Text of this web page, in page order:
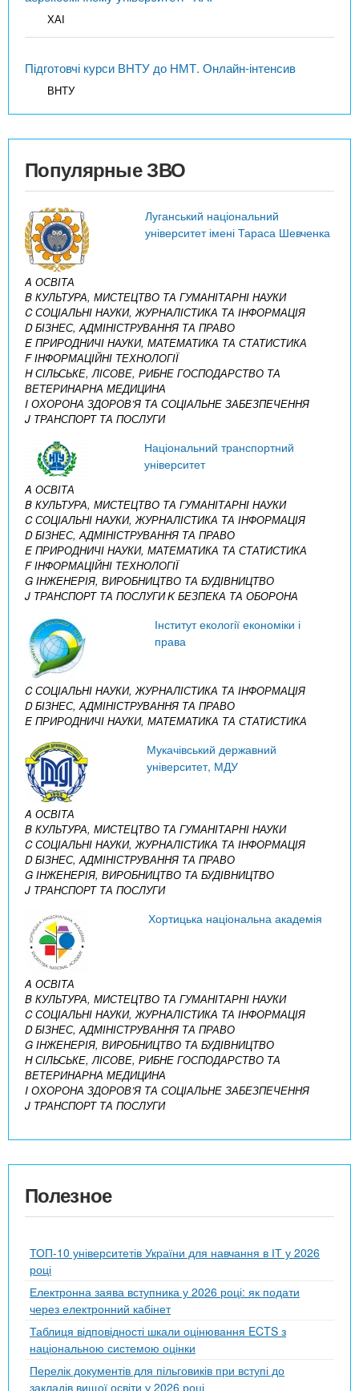
ХАІ
Підготовчі курси ВНТУ до НМТ. Онлайн-інтенсив
ВНТУ
Популярные ЗВО
Луганський національний
університет імені Тараса Шевченка
A ОСВІТА
B КУЛЬТУРА, МИСТЕЦТВО ТА ГУМАНІТАРНІ НАУКИ
C СОЦІАЛЬНІ НАУКИ, ЖУРНАЛІСТИКА ТА ІНФОРМАЦІЯ
D БІЗНЕС, АДМІНІСТРУВАННЯ ТА ПРАВО
E ПРИРОДНИЧІ НАУКИ, МАТЕМАТИКА ТА СТАТИСТИКА
F ІНФОРМАЦІЙНІ ТЕХНОЛОГІЇ
H СІЛЬСЬКЕ, ЛІСОВЕ, РИБНЕ ГОСПОДАРСТВО ТА
ВЕТЕРИНАРНА МЕДИЦИНА
I ОХОРОНА ЗДОРОВ’Я ТА СОЦІАЛЬНЕ ЗАБЕЗПЕЧЕННЯ
J ТРАНСПОРТ ТА ПОСЛУГИ
Національний транспортний
університет
A ОСВІТА
B КУЛЬТУРА, МИСТЕЦТВО ТА ГУМАНІТАРНІ НАУКИ
C СОЦІАЛЬНІ НАУКИ, ЖУРНАЛІСТИКА ТА ІНФОРМАЦІЯ
D БІЗНЕС, АДМІНІСТРУВАННЯ ТА ПРАВО
E ПРИРОДНИЧІ НАУКИ, МАТЕМАТИКА ТА СТАТИСТИКА
F ІНФОРМАЦІЙНІ ТЕХНОЛОГІЇ
G ІНЖЕНЕРІЯ, ВИРОБНИЦТВО ТА БУДІВНИЦТВО
J ТРАНСПОРТ ТА ПОСЛУГИK БЕЗПЕКА ТА ОБОРОНА
Інститут екології економіки і
права
C СОЦІАЛЬНІ НАУКИ, ЖУРНАЛІСТИКА ТА ІНФОРМАЦІЯ
D БІЗНЕС, АДМІНІСТРУВАННЯ ТА ПРАВО
E ПРИРОДНИЧІ НАУКИ, МАТЕМАТИКА ТА СТАТИСТИКА
Мукачівський державний
університет, МДУ
A ОСВІТА
B КУЛЬТУРА, МИСТЕЦТВО ТА ГУМАНІТАРНІ НАУКИ
C СОЦІАЛЬНІ НАУКИ, ЖУРНАЛІСТИКА ТА ІНФОРМАЦІЯ
D БІЗНЕС, АДМІНІСТРУВАННЯ ТА ПРАВО
G ІНЖЕНЕРІЯ, ВИРОБНИЦТВО ТА БУДІВНИЦТВО
J ТРАНСПОРТ ТА ПОСЛУГИ
Хортицька національна академія
A ОСВІТА
B КУЛЬТУРА, МИСТЕЦТВО ТА ГУМАНІТАРНІ НАУКИ
C СОЦІАЛЬНІ НАУКИ, ЖУРНАЛІСТИКА ТА ІНФОРМАЦІЯ
D БІЗНЕС, АДМІНІСТРУВАННЯ ТА ПРАВО
G ІНЖЕНЕРІЯ, ВИРОБНИЦТВО ТА БУДІВНИЦТВО
H СІЛЬСЬКЕ, ЛІСОВЕ, РИБНЕ ГОСПОДАРСТВО ТА
ВЕТЕРИНАРНА МЕДИЦИНА
I ОХОРОНА ЗДОРОВ’Я ТА СОЦІАЛЬНЕ ЗАБЕЗПЕЧЕННЯ
J ТРАНСПОРТ ТА ПОСЛУГИ
Полезное
ТОП-10 університетів України для навчання в ІТ у 2026
році
Електронна заява вступника у 2026 році: як подати
через електронний кабінет
Таблиця відповідності шкали оцінювання ECTS з
національною системою оцінки
Перелік документів для пільговиків при вступі до
закладів вищої освіти у 2026 році